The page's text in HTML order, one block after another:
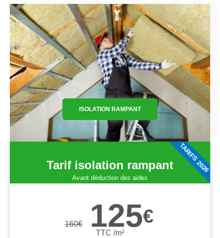
ISOLATION RAMPANT
Tarif isolation rampant
Avant déduction des aides
160€ 125€
TTC /m²
TARIFS 2026